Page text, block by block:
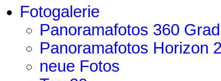
Fotogalerie
Panoramafotos 360 Grad
Panoramafotos Horizon
neue Fotos